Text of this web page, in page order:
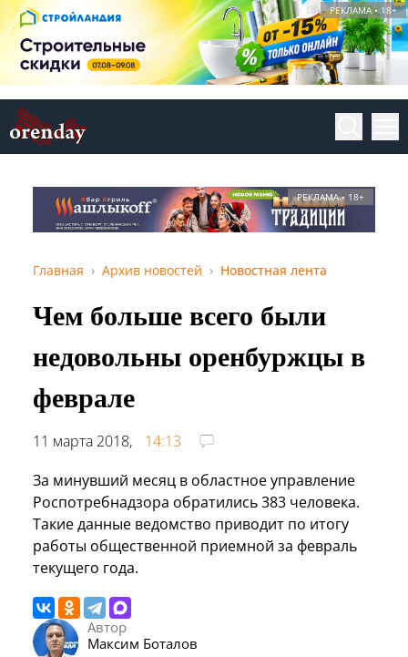
РЕКЛАМА • 18+
РЕКЛАМА • 18+
Главная Архив новостей Новостная лента
Чем больше всего были
недовольны оренбуржцы в
феврале
11 марта 2018,
14:13
За минувший месяц в областное управление
Роспотребнадзора обратились 383 человека.
Такие данные ведомство приводит по итогу
работы общественной приемной за февраль
текущего года.
Автор
Максим Боталов